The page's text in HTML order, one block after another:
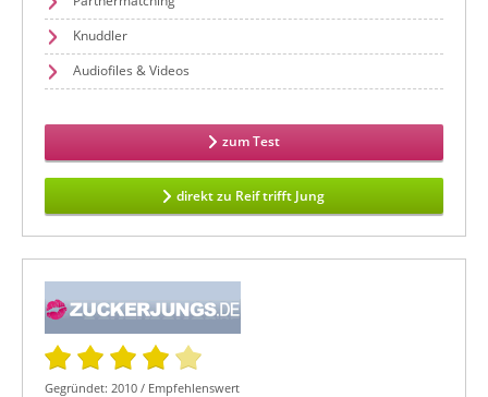
Knuddler
Audiofiles & Videos
zum Test
direkt zu Reif trifft Jung
Gegründet: 2010 / Empfehlenswert